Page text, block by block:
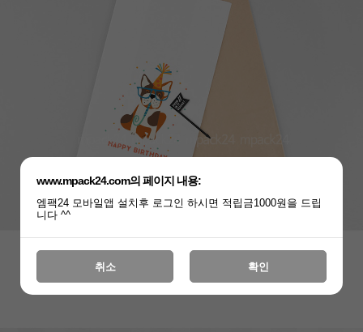
www.mpack24.com의 페이지 내용:
엠팩24 모바일앱 설치후 로그인 하시면 적립금1000원을 드립
니다 ^^
취소 확인